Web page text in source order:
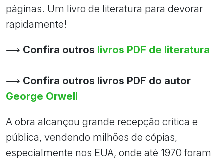
páginas. Um livro de literatura para devorar
rapidamente!
⟶ Confira outros livros PDF de literatura
⟶ Confira outros livros PDF do autor
George Orwell
A obra alcançou grande recepção crítica e
pública, vendendo milhões de cópias,
especialmente nos EUA, onde até 1970 foram